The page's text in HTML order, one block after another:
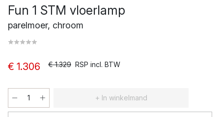
Fun 1 STM vloerlamp
parelmoer, chroom
€ 1.306 € 1.329 RSP incl. BTW
+ In winkelmand